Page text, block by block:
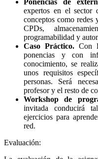
Ponencias de
expertos en el sector
conceptos como redes
CPDs,
programabilidad y
Caso Práctico. Con
ponencias y con
conocimiento, se
unos requisitos
personas. Será
profesor y el resto de
Workshop de
invitada conducirá
ejercicios para
red.
Evaluación: